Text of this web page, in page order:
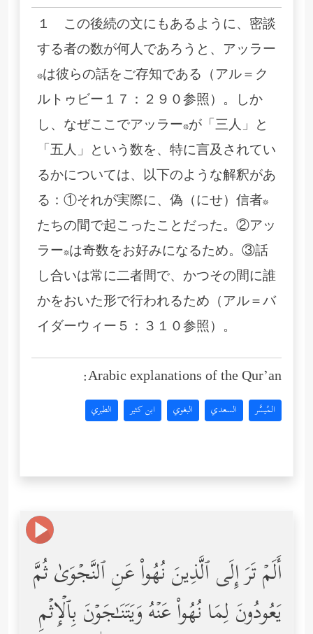
１ この後続の文にもあるように、密談
する者の数が何人であろうと、アッラー
*は彼らの話をご存知である（アル＝ク
ルトゥビー１７：２９０参照）。しか
し、なぜここでアッラー*が「三人」と
「五人」という数を、特に言及されてい
るかについては、以下のような解釈があ
る：①それが実際に、偽（にせ）信者*
たちの間で起こったことだった。②アッ
ラー*は奇数をお好みになるため。③話
し合いは常に二者間で、かつその間に誰
かをおいた形で行われるため（アル＝バ
イダーウィー５：３１０参照）。
Arabic explanations of the Qur’an:
المُيسَّر السعدي البغوي ابن كثير الطبري
أَلَمۡ تَرَ إِلَى ٱلَّذِینَ نُهُواْ عَنِ ٱلنَّجۡوَىٰ ثُمَّ
یَعُودُونَ لِمَا نُهُواْ عَنۡهُ وَیَتَنَـٰجَوۡنَ بِٱلۡإِثۡمِ